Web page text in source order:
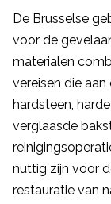
De Brusselse
voor de
materialen
vereisen die
hardsteen,
verglaasde
nuttig zijn voor
restauratie van